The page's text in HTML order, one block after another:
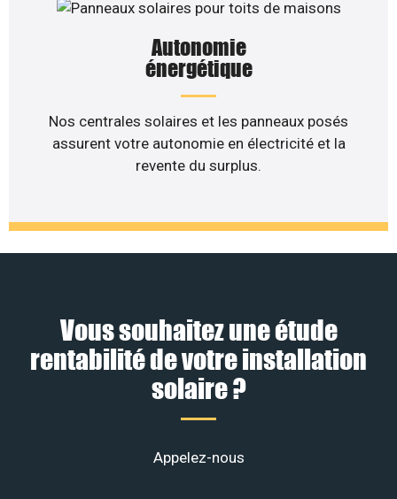
Autonomie
énergétique
Nos centrales solaires et les panneaux posés
assurent votre autonomie en électricité et la
revente du surplus.
Vous souhaitez une étude
rentabilité de votre installation
solaire ?
Appelez-nous